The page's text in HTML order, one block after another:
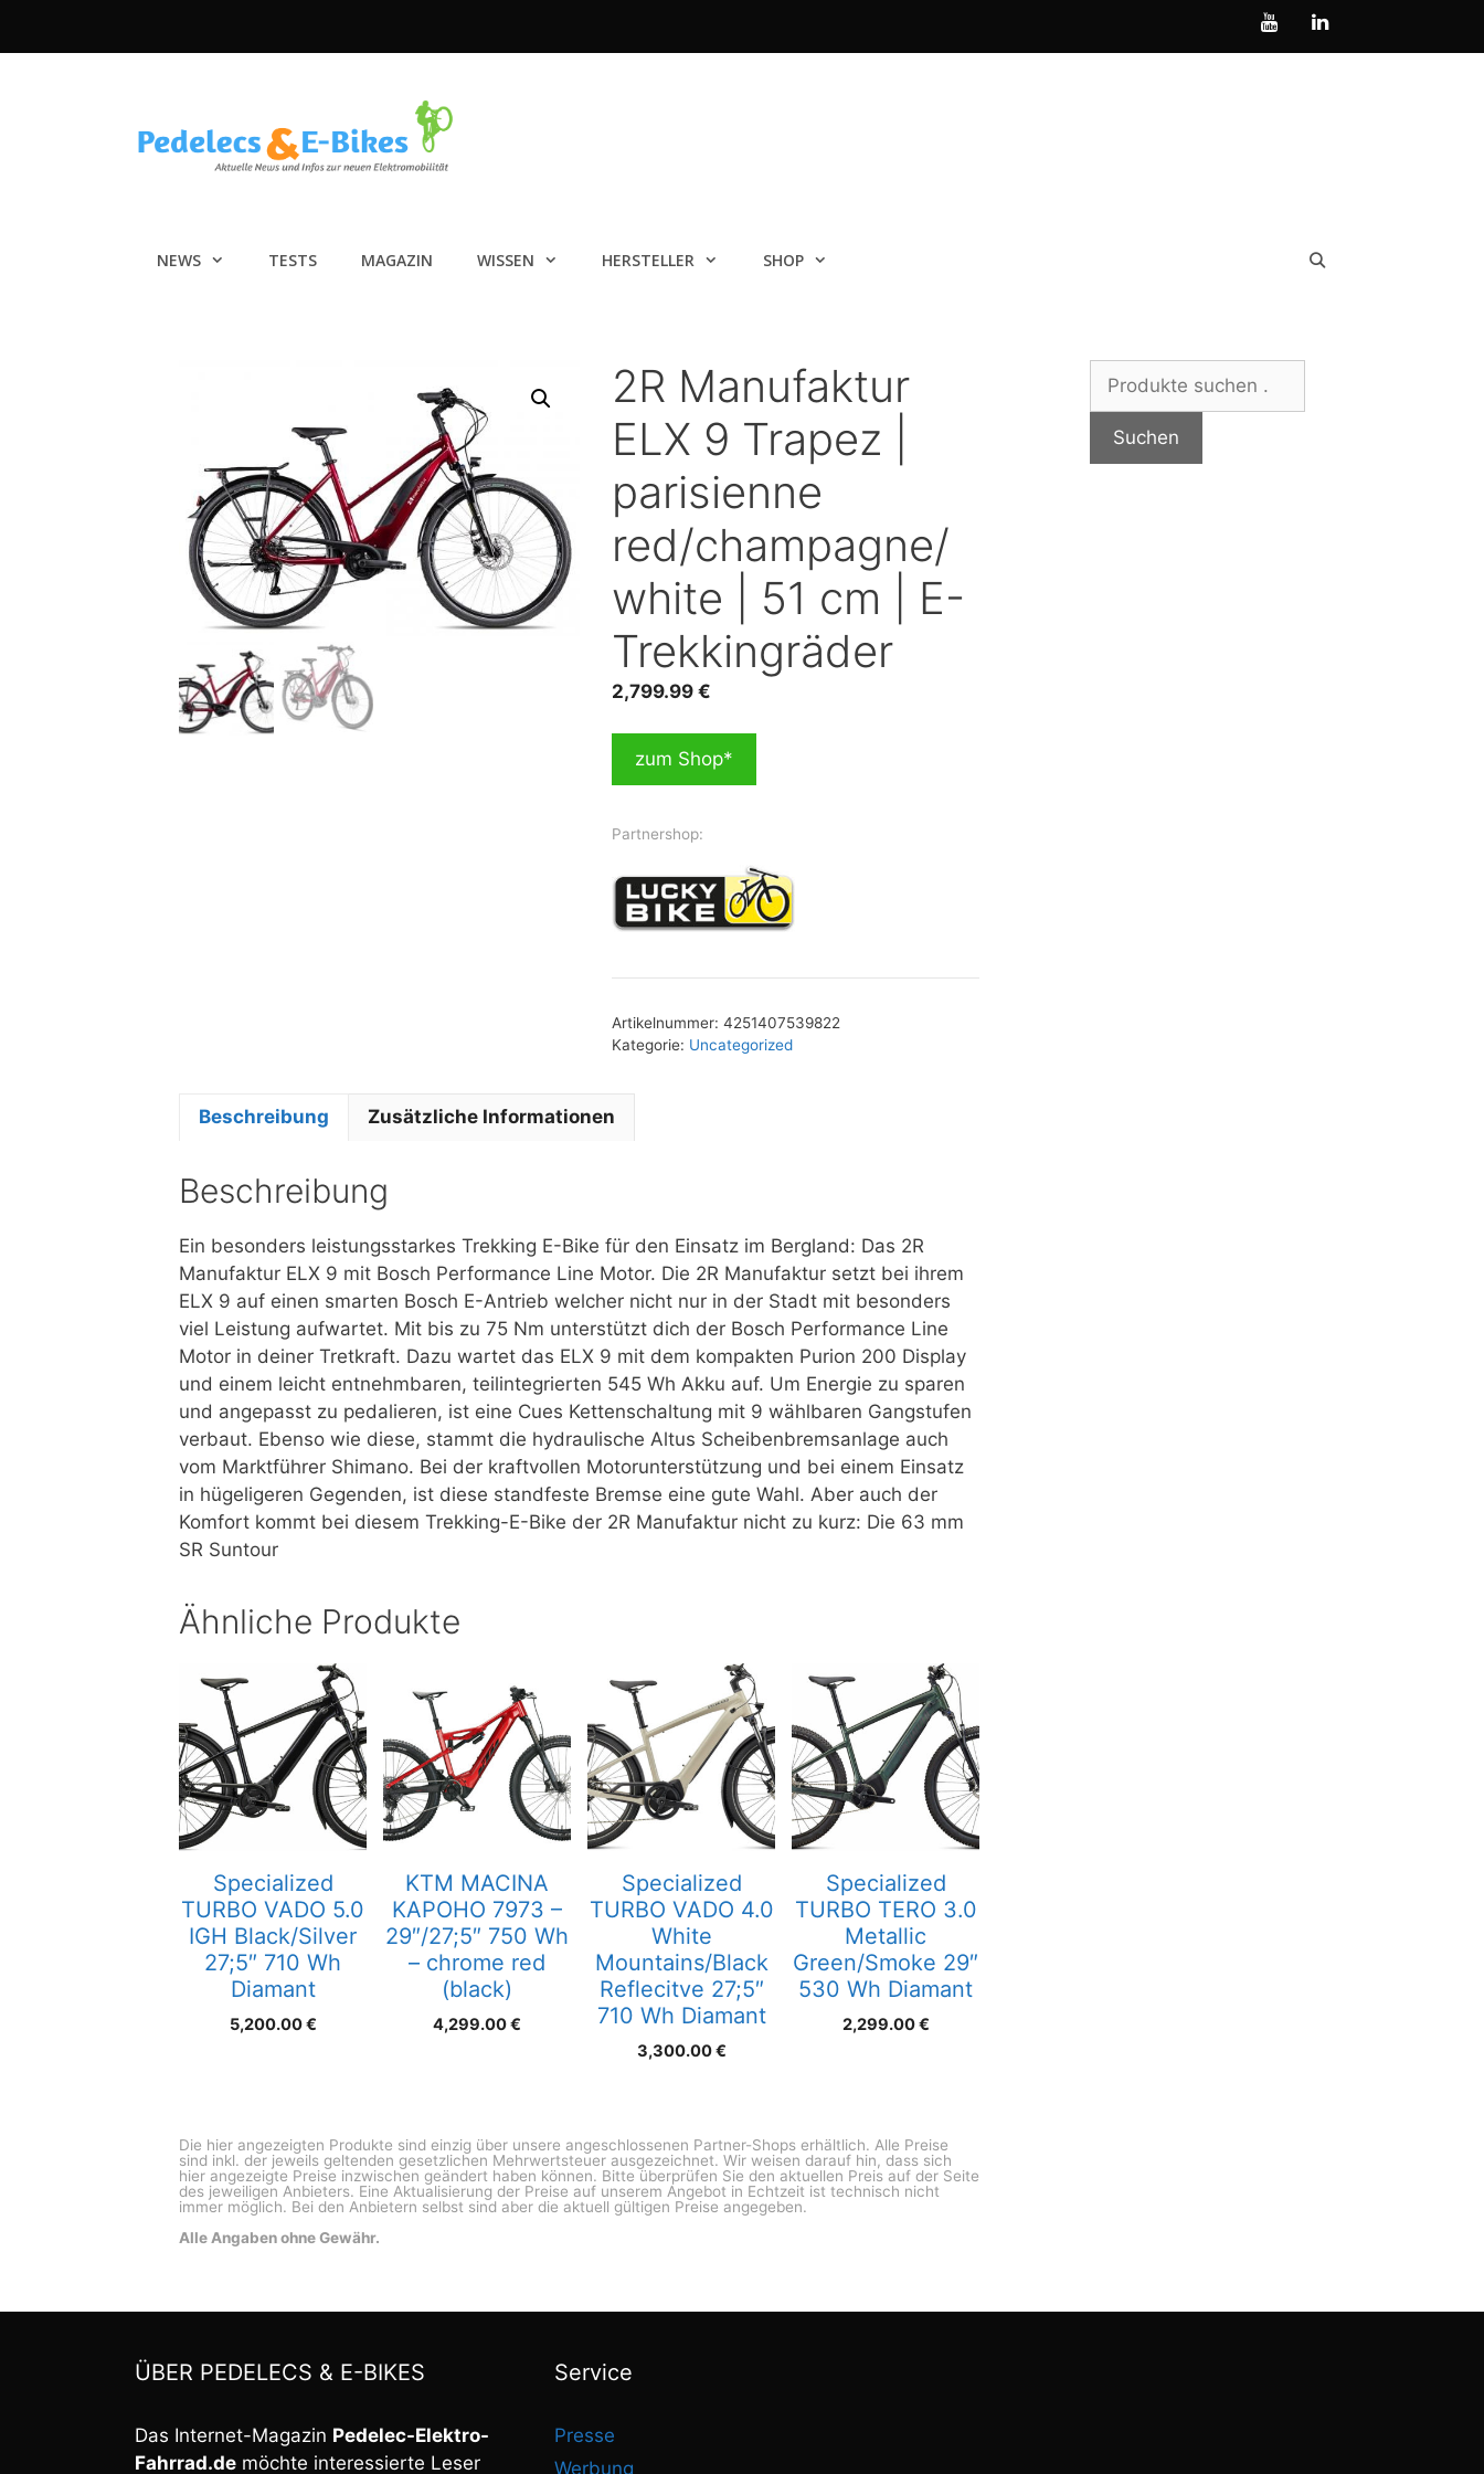
NEWS TESTS MAGAZIN WISSEN HERSTELLER SHOP
2R Manufaktur
ELX 9 Trapez |
parisienne
red/champagne/
white | 51 cm | E-
Trekkingräder
2,799.99 €
zum Shop*
Partnershop:
Artikelnummer: 4251407539822
Kategorie: Uncategorized
Beschreibung Zusätzliche Informationen
Beschreibung
Ein besonders leistungsstarkes Trekking E-Bike für den Einsatz im Bergland: Das 2R
Manufaktur ELX 9 mit Bosch Performance Line Motor. Die 2R Manufaktur setzt bei ihrem
ELX 9 auf einen smarten Bosch E-Antrieb welcher nicht nur in der Stadt mit besonders
viel Leistung aufwartet. Mit bis zu 75 Nm unterstützt dich der Bosch Performance Line
Motor in deiner Tretkraft. Dazu wartet das ELX 9 mit dem kompakten Purion 200 Display
und einem leicht entnehmbaren, teilintegrierten 545 Wh Akku auf. Um Energie zu sparen
und angepasst zu pedalieren, ist eine Cues Kettenschaltung mit 9 wählbaren Gangstufen
verbaut. Ebenso wie diese, stammt die hydraulische Altus Scheibenbremsanlage auch
vom Marktführer Shimano. Bei der kraftvollen Motorunterstützung und bei einem Einsatz
in hügeligeren Gegenden, ist diese standfeste Bremse eine gute Wahl. Aber auch der
Komfort kommt bei diesem Trekking-E-Bike der 2R Manufaktur nicht zu kurz: Die 63 mm
SR Suntour
Ähnliche Produkte
Specialized
TURBO VADO 5.0
IGH Black/Silver
27;5″ 710 Wh
Diamant
5,200.00€
KTM MACINA
KAPOHO 7973 –
29″/27;5″ 750 Wh
– chrome red
(black)
4,299.00€
Specialized
TURBO VADO 4.0
White
Mountains/Black
Reflecitve 27;5″
710 Wh Diamant
3,300.00€
Specialized
TURBO TERO 3.0
Metallic
Green/Smoke 29″
530 Wh Diamant
2,299.00€
Die hier angezeigten Produkte sind einzig über unsere angeschlossenen Partner-Shops erhältlich. Alle Preise
sind inkl. der jeweils geltenden gesetzlichen Mehrwertsteuer ausgezeichnet. Wir weisen darauf hin, dass sich
hier angezeigte Preise inzwischen geändert haben können. Bitte überprüfen Sie den aktuellen Preis auf der Seite
des jeweiligen Anbieters. Eine Aktualisierung der Preise auf unserem Angebot in Echtzeit ist technisch nicht
immer möglich. Bei den Anbietern selbst sind aber die aktuell gültigen Preise angegeben.
Alle Angaben ohne Gewähr.
nach:
Suchen
ÜBER PEDELECS & E-BIKES
Das Internet-Magazin Pedelec-Elektro-
Fahrrad.de möchte interessierte Leser
Service
Presse
Werbung